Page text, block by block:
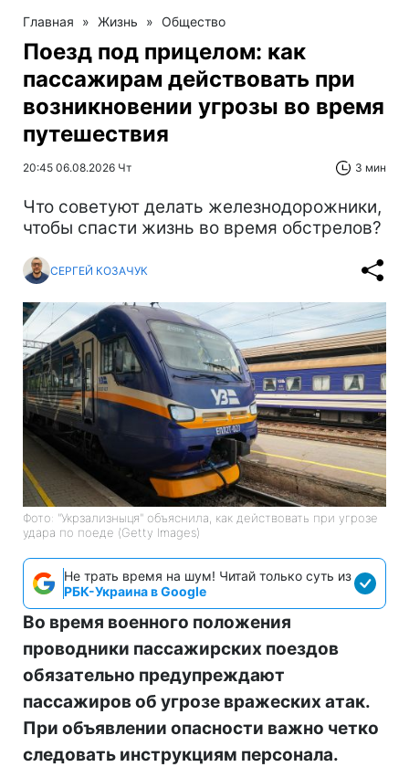
Главная » Жизнь » Общество
Поезд под прицелом: как
пассажирам действовать при
возникновении угрозы во время
путешествия
20:45 06.08.2026 Чт 3 мин
Что советуют делать железнодорожники,
чтобы спасти жизнь во время обстрелов?
СЕРГЕЙ КОЗАЧУК
Фото: "Укрзализныця" объяснила, как действовать при угрозе
удара по поеде (Getty Images)
Не трать время на шум! Читай только суть из
РБК-Украина в Google
Во время военного положения
проводники пассажирских поездов
обязательно предупреждают
пассажиров об угрозе вражеских атак.
При объявлении опасности важно четко
следовать инструкциям персонала.